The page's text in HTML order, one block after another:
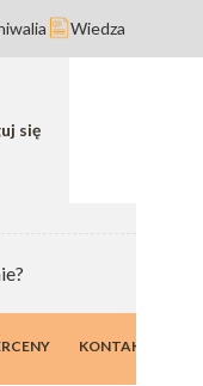
Wiedza
szczegóły
się
KONTAKT I